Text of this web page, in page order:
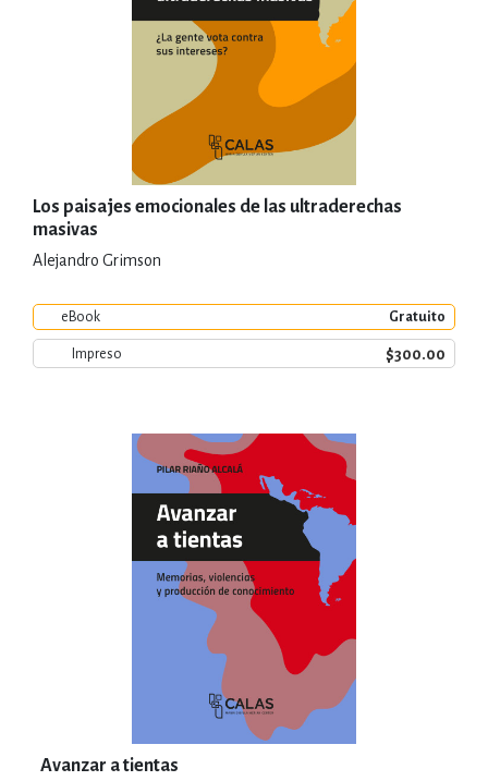
Los paisajes emocionales de las ultraderechas
masivas
Alejandro Grimson
eBook Gratuito
Impreso $300.00
Avanzar a tientas